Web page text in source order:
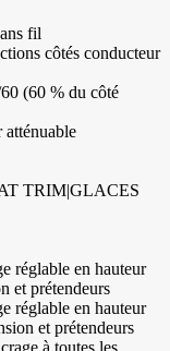
fil
côtés conducteur
(60 % du côté
atténuable
TRIM|GLACES
réglable en hauteur
et prétendeurs
réglable en hauteur
et prétendeurs
à toutes les